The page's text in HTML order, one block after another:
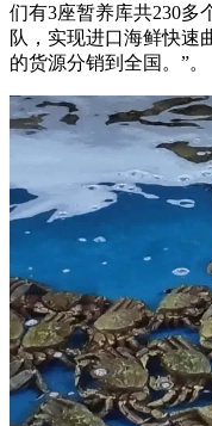
们有3座暂养库共230多
队，实现进口海鲜快速
的货源分销到全国。”。